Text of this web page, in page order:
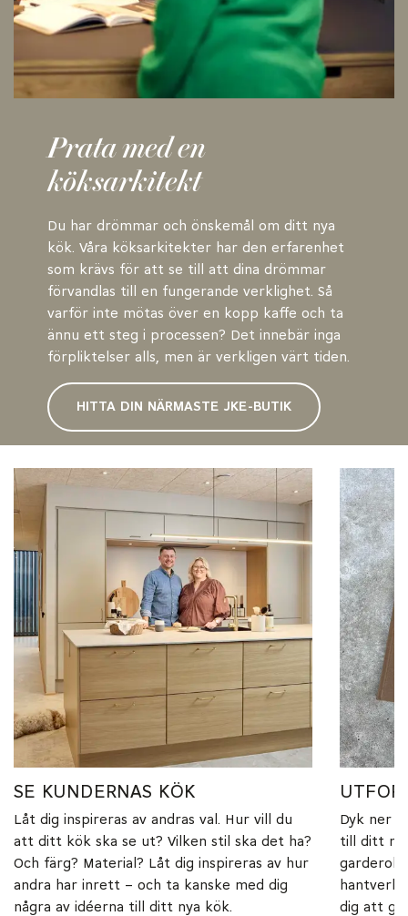
Prata med en
köksarkitekt
Du har drömmar och önskemål om ditt nya
kök. Våra köksarkitekter har den erfarenhet
som krävs för att se till att dina drömmar
förvandlas till en fungerande verklighet. Så
varför inte mötas över en kopp kaffe och ta
ännu ett steg i processen? Det innebär inga
förpliktelser alls, men är verkligen värt tiden.
HITTA DIN NÄRMASTE JKE-BUTIK
SE KUNDERNAS KÖK
Låt dig inspireras av andras val. Hur vill du
att ditt kök ska se ut? Vilken stil ska det ha?
Och färg? Material? Låt dig inspireras av hur
andra har inrett – och ta kanske med dig
några av idéerna till ditt nya kök.
Dyk ner i
till ditt
hantverk
dig att